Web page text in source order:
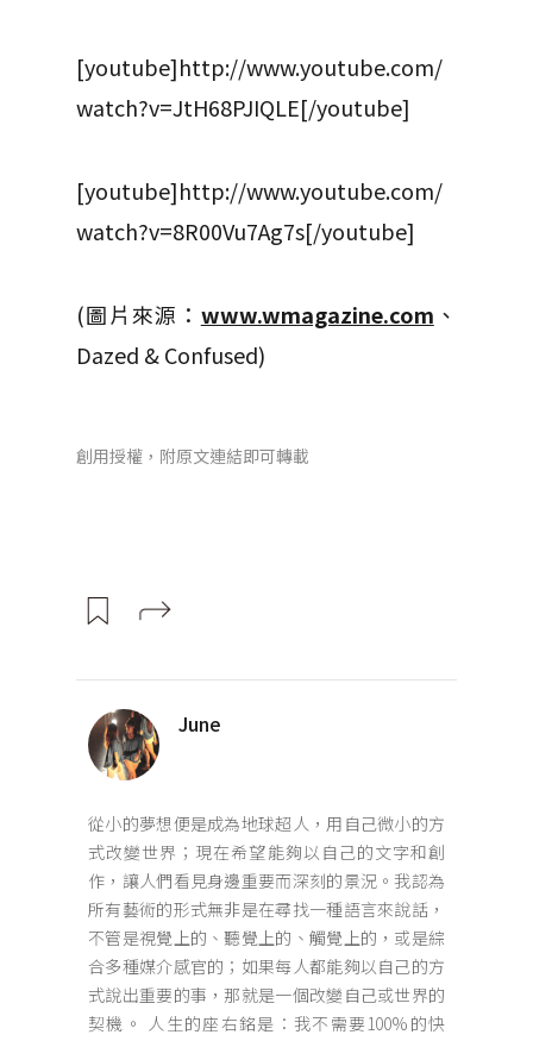
[youtube]http://www.youtube.com/
watch?v=JtH68PJIQLE[/youtube]
[youtube]http://www.youtube.com/
watch?v=8R00Vu7Ag7s[/youtube]
(圖片來源： www.wmagazine.com 、
Dazed & Confused)
創用授權，附原文連結即可轉載
June
從小的夢想便是成為地球超人，用自己微小的方
式改變世界；現在希望能夠以自己的文字和創
作，讓人們看見身邊重要而深刻的景況。我認為
所有藝術的形式無非是在尋找一種語言來說話，
不管是視覺上的、聽覺上的、觸覺上的，或是綜
合多種媒介感官的；如果每人都能夠以自己的方
式說出重要的事，那就是一個改變自己或世界的
契機。 人生的座右銘是：我不需要100%的快